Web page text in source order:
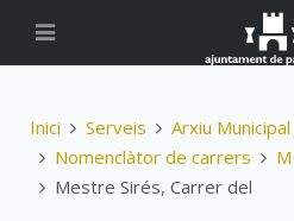
Inici Serveis Arxiu Municipal
Nomenclàtor de carrers
M
Mestre Sirés, Carrer del